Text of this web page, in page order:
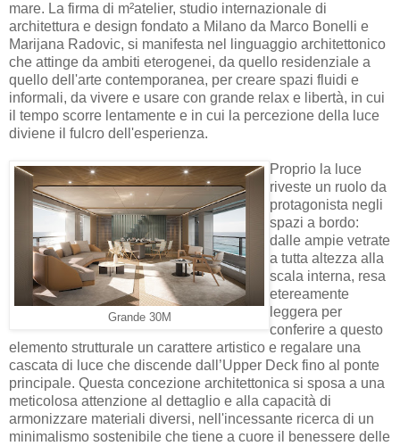
mare. La firma di m²atelier, studio internazionale di
architettura e design fondato a Milano da Marco Bonelli e
Marijana Radovic, si manifesta nel linguaggio architettonico
che attinge da ambiti eterogenei, da quello residenziale a
quello dell'arte contemporanea, per creare spazi fluidi e
informali, da vivere e usare con grande relax e libertà, in cui
il tempo scorre lentamente e in cui la percezione della luce
diviene il fulcro dell'esperienza.
Grande 30M
Proprio la luce
riveste un ruolo da
protagonista negli
spazi a bordo:
dalle ampie vetrate
a tutta altezza alla
scala interna, resa
etereamente
leggera per
conferire a questo
elemento strutturale un carattere artistico e regalare una
cascata di luce che discende dall’Upper Deck fino al ponte
principale. Questa concezione architettonica si sposa a una
meticolosa attenzione al dettaglio e alla capacità di
armonizzare materiali diversi, nell'incessante ricerca di un
minimalismo sostenibile che tiene a cuore il benessere delle